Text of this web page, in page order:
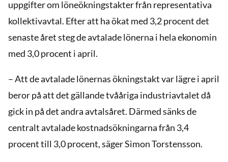
uppgifter om löneökningstakter från representativa
kollektivavtal. Efter att ha ökat med 3,2 procent det
senaste året steg de avtalade lönerna i hela ekonomin
med 3,0 procent i april.
– Att de avtalade lönernas ökningstakt var lägre i april
beror på att det gällande tvååriga industriavtalet då
gick in på det andra avtalsåret. Därmed sänks de
centralt avtalade kostnadsökningarna från 3,4
procent till 3,0 procent, säger Simon Torstensson.